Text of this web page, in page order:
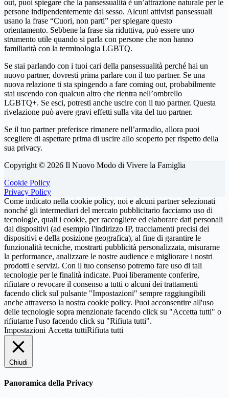
out, puoi spiegare che la pansessualità è un’attrazione naturale per le
persone indipendentemente dal sesso. Alcuni attivisti pansessuali
usano la frase “Cuori, non parti” per spiegare questo
orientamento. Sebbene la frase sia riduttiva, può essere uno
strumento utile quando si parla con persone che non hanno
familiarità con la terminologia LGBTQ.
Se stai parlando con i tuoi cari della pansessualità perché hai un
nuovo partner, dovresti prima parlare con il tuo partner. Se una
nuova relazione ti sta spingendo a fare coming out, probabilmente
stai uscendo con qualcun altro che rientra nell’ombrello
LGBTQ+. Se esci, potresti anche uscire con il tuo partner. Questa
rivelazione può avere gravi effetti sulla vita del tuo partner.
Se il tuo partner preferisce rimanere nell’armadio, allora puoi
scegliere di aspettare prima di uscire allo scoperto per rispetto della
sua privacy.
Copyright © 2026 Il Nuovo Modo di Vivere la Famiglia
Cookie Policy
Privacy Policy
Come indicato nella cookie policy, noi e alcuni partner selezionati
nonché gli intermediari del mercato pubblicitario facciamo uso di
tecnologie, quali i cookie, per raccogliere ed elaborare dati personali
dai dispositivi (ad esempio l'indirizzo IP, tracciamenti precisi dei
dispositivi e della posizione geografica), al fine di garantire le
funzionalità tecniche, mostrarti pubblicità personalizzata, misurarne
la performance, analizzare le nostre audience e migliorare i nostri
prodotti e servizi. Con il tuo consenso potremo fare uso di tali
tecnologie per le finalità indicate. Puoi liberamente conferire,
rifiutare o revocare il consenso a tutti o alcuni dei trattamenti
facendo click sul pulsante "Impostazioni" sempre raggiungibili
anche attraverso la nostra cookie policy. Puoi acconsentire all'uso
delle tecnologie sopra menzionate facendo click su "Accetta tutti" o
rifiutarne l'uso facendo click su "Rifiuta tutti".
Impostazioni Accetta tuttiRifiuta tutti
Chiudi
Panoramica della Privacy